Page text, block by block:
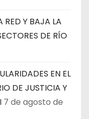
RED Y BAJA LA
DE RÍO
EN EL
DE JUSTICIA Y
7 de agosto de